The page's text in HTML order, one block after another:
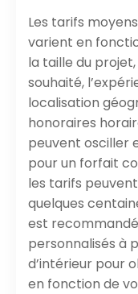
Les tarifs
varient en
la taille du
souhaité,
localisation
honoraires
peuvent osciller
pour un forfait
les tarifs
quelques
est
personnalisés à
d’intérieur pour
en fonction de